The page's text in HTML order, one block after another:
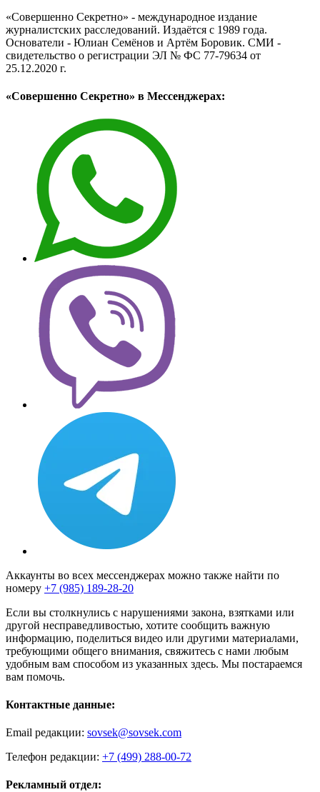
«Совершенно Секретно» - международное издание
журналистских расследований. Издаётся с 1989 года.
Основатели - Юлиан Семёнов и Артём Боровик. CМИ -
свидетельство о регистрации ЭЛ № ФС 77-79634 от
25.12.2020 г.
«Совершенно Секретно» в Мессенджерах:
Аккаунты во всех мессенджерах можно также найти по
номеру +7 (985) 189-28-20
Если вы столкнулись с нарушениями закона, взятками или
другой несправедливостью, хотите сообщить важную
информацию, поделиться видео или другими материалами,
требующими общего внимания, свяжитесь с нами любым
удобным вам способом из указанных здесь. Мы постараемся
вам помочь.
Контактные данные:
Email редакции: sovsek@sovsek.com
Телефон редакции: +7 (499) 288-00-72
Рекламный отдел: